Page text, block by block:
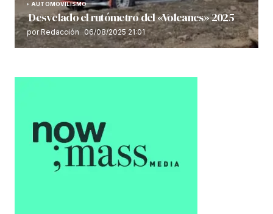
AUTOMOVILISMO
Desvelado el rutómetro del «Volcanes» 2025
por Redacción 06/08/2025 21:01